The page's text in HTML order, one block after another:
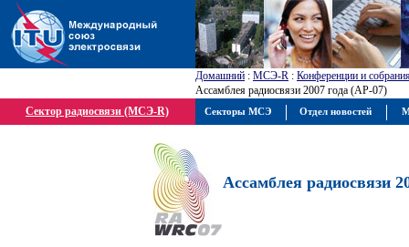
Домашний : МСЭ-R : Конференции и
Ассамблея радиосвязи 2007 года (АР-07)
Сектор радиосвязи (МСЭ-R)
Ассамблея радиосвязи
Секторы МСЭ Отдел новостей